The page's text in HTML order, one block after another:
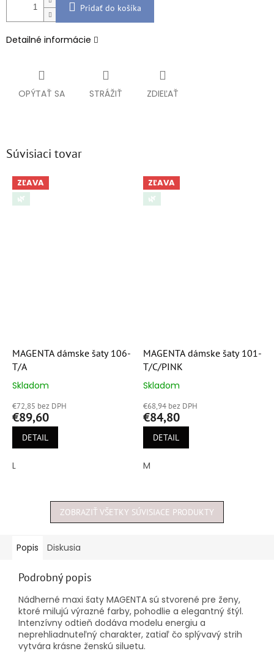
Pridať do košíka
Detailné informácie
OPÝTAŤ SA STRÁŽIŤ ZDIEĽAŤ
Súvisiaci tovar
ZĽAVA
🌿
MAGENTA dámske šaty 106-
T/A
Priemerné
produktu
je
5,0
hviezdičiek.
Skladom
€72,85 bez DPH
€89,60
DETAIL
L
ZĽAVA
🌿
MAGENTA dámske šaty 101-
T/C/PINK
Priemerné
produktu
je
5,0
hviezdičiek.
Skladom
€68,94 bez DPH
€84,80
DETAIL
M
ZOBRAZIŤ VŠETKY SÚVISIACE PRODUKTY
Popis Diskusia
Podrobný popis
Nádherné maxi šaty MAGENTA sú stvorené pre ženy,
ktoré milujú výrazné farby, pohodlie a elegantný štýl.
Intenzívny odtieň dodáva modelu energiu a
neprehliadnuteľný charakter, zatiaľ čo splývavý strih
vytvára krásne ženskú siluetu.